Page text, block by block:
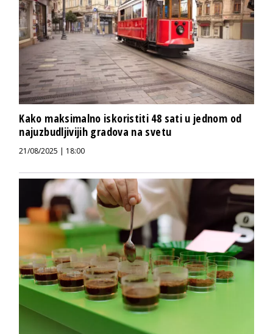
Kako maksimalno iskoristiti 48 sati u jednom od
najuzbudljivijih gradova na svetu
21/08/2025 | 18:00